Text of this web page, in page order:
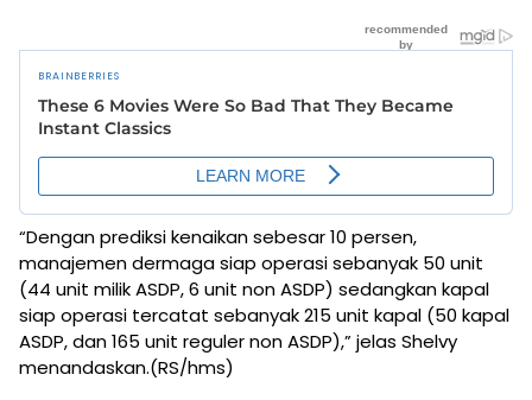
“Dengan prediksi kenaikan sebesar 10 persen,
manajemen dermaga siap operasi sebanyak 50 unit
(44 unit milik ASDP, 6 unit non ASDP) sedangkan kapal
siap operasi tercatat sebanyak 215 unit kapal (50 kapal
ASDP, dan 165 unit reguler non ASDP),” jelas Shelvy
menandaskan.(RS/hms)